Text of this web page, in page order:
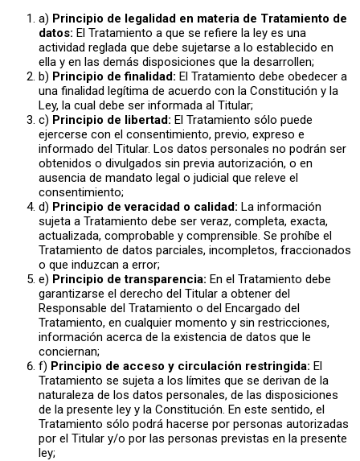
a) Principio de legalidad en materia de Tratamiento de
datos: El Tratamiento a que se refiere la ley es una
actividad reglada que debe sujetarse a lo establecido en
ella y en las demás disposiciones que la desarrollen;
b) Principio de finalidad: El Tratamiento debe obedecer a
una finalidad legítima de acuerdo con la Constitución y la
Ley, la cual debe ser informada al Titular;
c) Principio de libertad: El Tratamiento sólo puede
ejercerse con el consentimiento, previo, expreso e
informado del Titular. Los datos personales no podrán ser
obtenidos o divulgados sin previa autorización, o en
ausencia de mandato legal o judicial que releve el
consentimiento;
d) Principio de veracidad o calidad: La información
sujeta a Tratamiento debe ser veraz, completa, exacta,
actualizada, comprobable y comprensible. Se prohíbe el
Tratamiento de datos parciales, incompletos, fraccionados
o que induzcan a error;
e) Principio de transparencia: En el Tratamiento debe
garantizarse el derecho del Titular a obtener del
Responsable del Tratamiento o del Encargado del
Tratamiento, en cualquier momento y sin restricciones,
información acerca de la existencia de datos que le
conciernan;
f) Principio de acceso y circulación restringida: El
Tratamiento se sujeta a los límites que se derivan de la
naturaleza de los datos personales, de las disposiciones
de la presente ley y la Constitución. En este sentido, el
Tratamiento sólo podrá hacerse por personas autorizadas
por el Titular y/o por las personas previstas en la presente
ley;